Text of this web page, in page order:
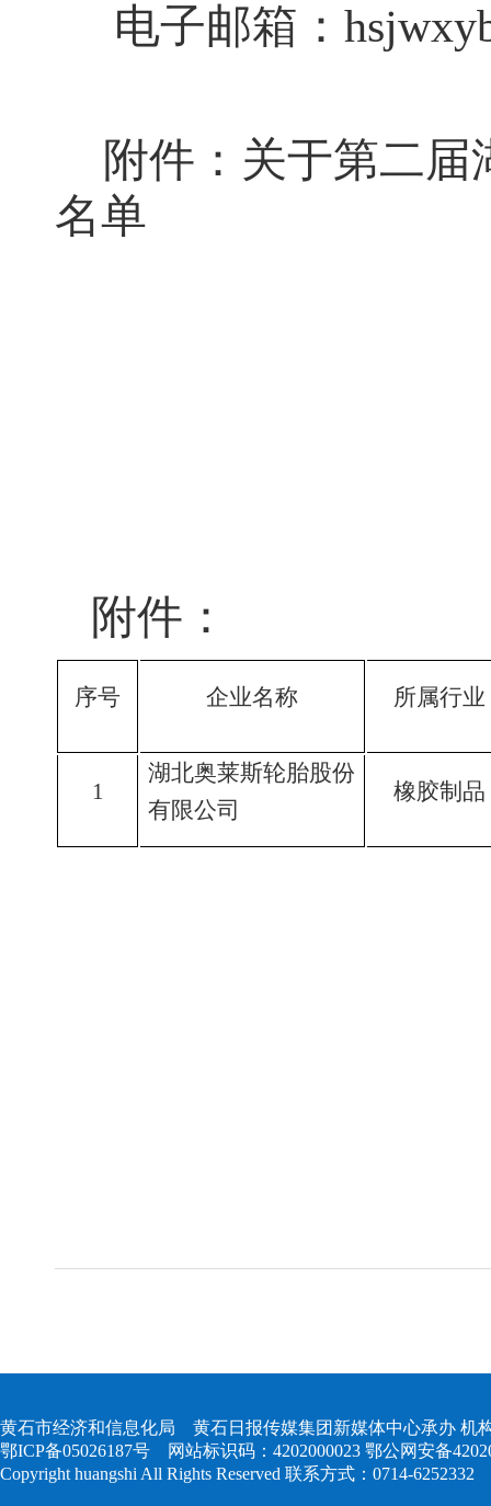
电子邮箱：
附件：关于第二届
名单
附件：
序号 企业名称 所属行业
1
湖北奥莱斯轮胎股份
有限公司
橡胶制品
黄石市经济和信息化局 黄石日报传媒集团新媒体中心承办 机
鄂ICP备05026187号 网站标识码：4202000023 鄂公网安备
Copyright huangshi All Rights Reserved 联系方式：0714-6252332